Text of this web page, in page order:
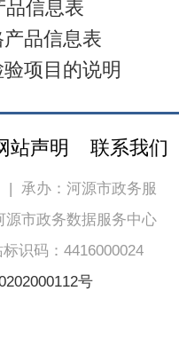
品信息表
品信息表
项目的说明
站声明 联系我们
| 承办：河源市政务服
源市政务数据服务中心
标识码：4416000024
号